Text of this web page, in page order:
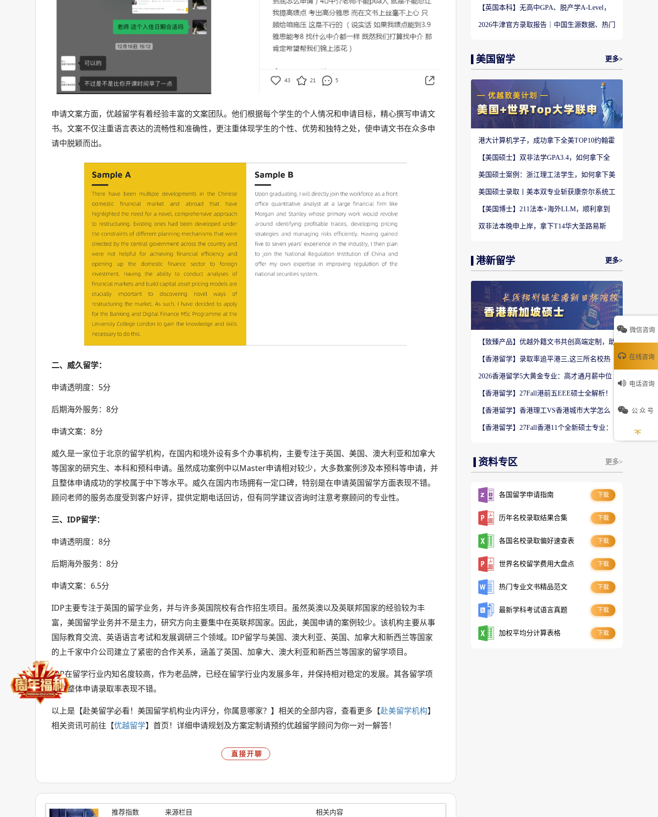
申请文案方面，优越留学有着经验丰富的文案团队。他们根据每个学生的个人情况和申请目标，精心撰写申请文
书。文案不仅注重语言表达的流畅性和准确性，更注重体现学生的个性、优势和独特之处，使申请文书在众多申
请中脱颖而出。
二、威久留学：
申请透明度：5分
后期海外服务：8分
申请文案：8分
威久是一家位于北京的留学机构，在国内和境外设有多个办事机构，主要专注于英国、美国、澳大利亚和加拿大
等国家的研究生、本科和预科申请。虽然成功案例中以Master申请相对较少，大多数案例涉及本预科等申请，并
且整体申请成功的学校属于中下等水平。威久在国内市场拥有一定口碑，特别是在申请英国留学方面表现不错。
顾问老师的服务态度受到客户好评，提供定期电话回访，但有同学建议咨询时注意考察顾问的专业性。
三、IDP留学：
申请透明度：8分
后期海外服务：8分
申请文案：6.5分
IDP主要专注于英国的留学业务，并与许多英国院校有合作招生项目。虽然英澳以及英联邦国家的经验较为丰
富，美国留学业务并不是主力，研究方向主要集中在英联邦国家。因此，美国申请的案例较少。该机构主要从事
国际教育交流、英语语言考试和发展调研三个领域。IDP留学与美国、澳大利亚、英国、加拿大和新西兰等国家
的上千家中介公司建立了紧密的合作关系，涵盖了英国、加拿大、澳大利亚和新西兰等国家的留学项目。
IDP在留学行业内知名度较高，作为老品牌，已经在留学行业内发展多年，并保持相对稳定的发展。其各留学项
目的整体申请录取率表现不错。
以上是【赴美留学必看！美国留学机构业内评分，你属意哪家？】相关的全部内容，查看更多【赴美留学机构】
相关资讯可前往【优越留学】首页！详细申请规划及方案定制请预约优越留学顾问为你一对一解答！
直接开聊
推荐指数 来源栏目 相关内容
【英国本科】无高中GPA、脱产学A-Level，
2026牛津官方录取报告｜中国生源数据、热门
美国留学 更多>
港大计算机学子，成功拿下全美TOP10约翰霍
【美国硕士】双非法学GPA3.4，如何拿下全
美国硕士案例：浙江理工法学生，如何拿下美
美国硕士录取丨美本双专业斩获康奈尔系统工
【美国博士】211法本+海外LLM，顺利拿到
双非法本晚申上岸，拿下T14华大圣路易斯
港新留学 更多>
【致臻产品】优越外籍文书共创高端定制，助
【香港留学】录取率追平港三,这三所名校热
2026香港留学5大黄金专业：高才通月薪中位
【香港留学】27Fall港前五EEE硕士全解析！
【香港留学】香港理工VS香港城市大学怎么
【香港留学】27Fall香港11个全新硕士专业：
资料专区 更多>
各国留学申请指南 下载
历年名校录取结果合集 下载
各国名校录取偏好速查表 下载
世界名校留学费用大盘点 下载
热门专业文书精品范文 下载
最新学科考试语言真题 下载
加权平均分计算表格 下载
微信咨询
在线咨询
电话咨询
公 众 号